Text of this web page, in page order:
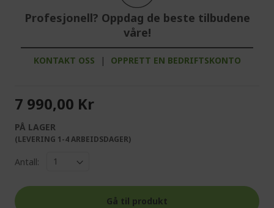
Profesjonell? Oppdag de beste tilbudene
våre!
KONTAKT OSS | OPPRETT EN BEDRIFTSKONTO
7 990,00 Kr
PÅ LAGER
(LEVERING 1-4 ARBEIDSDAGER)
Antall:
Gå til produkt